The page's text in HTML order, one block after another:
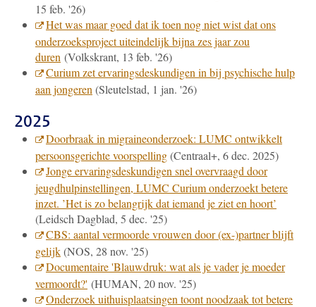
15 feb. '26)
Het was maar goed dat ik toen nog niet wist dat ons
onderzoeksproject uiteindelijk bijna zes jaar zou
duren (Volkskrant, 13 feb. '26)
Curium zet ervaringsdeskundigen in bij psychische hulp
aan jongeren (Sleutelstad, 1 jan. '26)
2025
Doorbraak in migraineonderzoek: LUMC ontwikkelt
persoonsgerichte voorspelling(Centraal+, 6 dec. 2025)
Jonge ervaringsdeskundigen snel overvraagd door
jeugdhulpinstellingen, LUMC Curium onderzoekt betere
inzet. ’Het is zo belangrijk dat iemand je ziet en hoort’
(Leidsch Dagblad, 5 dec. '25)
CBS: aantal vermoorde vrouwen door (ex-)partner blijft
gelijk(NOS, 28 nov. '25)
Documentaire 'Blauwdruk: wat als je vader je moeder
vermoordt?' (HUMAN, 20 nov. '25)
Onderzoek uithuisplaatsingen toont noodzaak tot betere